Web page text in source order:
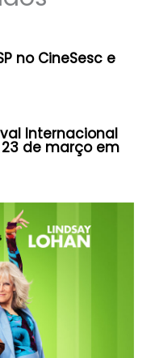
no CineSesc e
Internacional
de março em